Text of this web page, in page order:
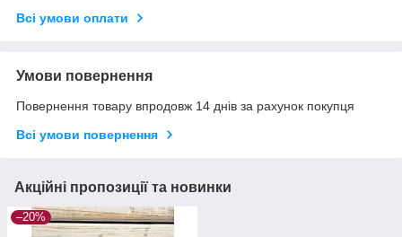
Всі умови оплати
Умови повернення
Повернення товару впродовж 14 днів за рахунок покупця
Всі умови повернення
Акційні пропозиції та новинки
–20%